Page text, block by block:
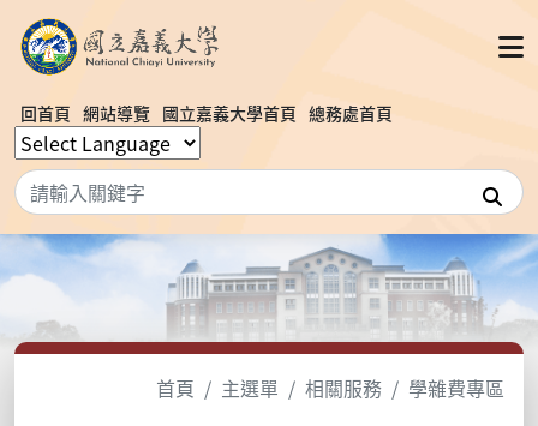
回首頁 網站導覽 國立嘉義大學首頁 總務處首頁
搜尋
首頁 主選單 相關服務 學雜費專區